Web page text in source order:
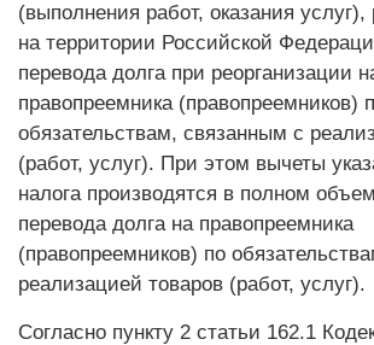
(выполнения работ, оказания
на территории Российской
перевода долга при реорганизации
правопреемника (правопреемников)
обязательствам, связанным с
(работ, услуг). При этом вычеты
налога производятся в полном
перевода долга на правопреемника
(правопреемников) по
реализацией товаров (работ, услуг).
Согласно пункту 2 статьи 162.1